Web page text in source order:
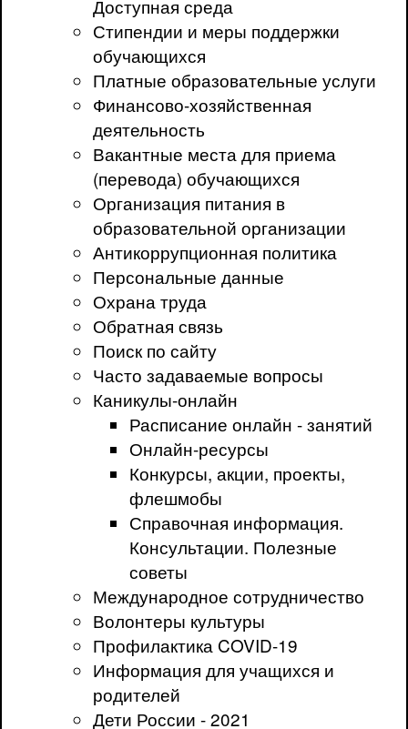
Доступная среда
Стипендии и меры поддержки
обучающихся
Платные образовательные услуги
Финансово-хозяйственная
деятельность
Вакантные места для приема
(перевода) обучающихся
Организация питания в
образовательной организации
Антикоррупционная политика
Персональные данные
Охрана труда
Обратная связь
Поиск по сайту
Часто задаваемые вопросы
Каникулы-онлайн
Расписание онлайн - занятий
Онлайн-ресурсы
Конкурсы, акции, проекты,
флешмобы
Справочная информация.
Консультации. Полезные
советы
Международное сотрудничество
Волонтеры культуры
Профилактика COVID-19
Информация для учащихся и
родителей
Дети России - 2021